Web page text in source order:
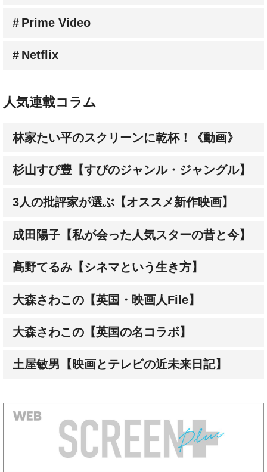
Netflix
林家たい平のスクリーンに乾杯！《動画》
杉山すぴ豊【すぴのジャンル・ジャングル】
3人の批評家が選ぶ【オススメ新作映画】
成田陽子【私が会った人気スターの昔と今】
髙野てるみ【シネマという生き方】
大森さわこの【英国・映画人File】
大森さわこの【英国の名コラボ】
土屋敏男【映画とテレビの近未来日記】